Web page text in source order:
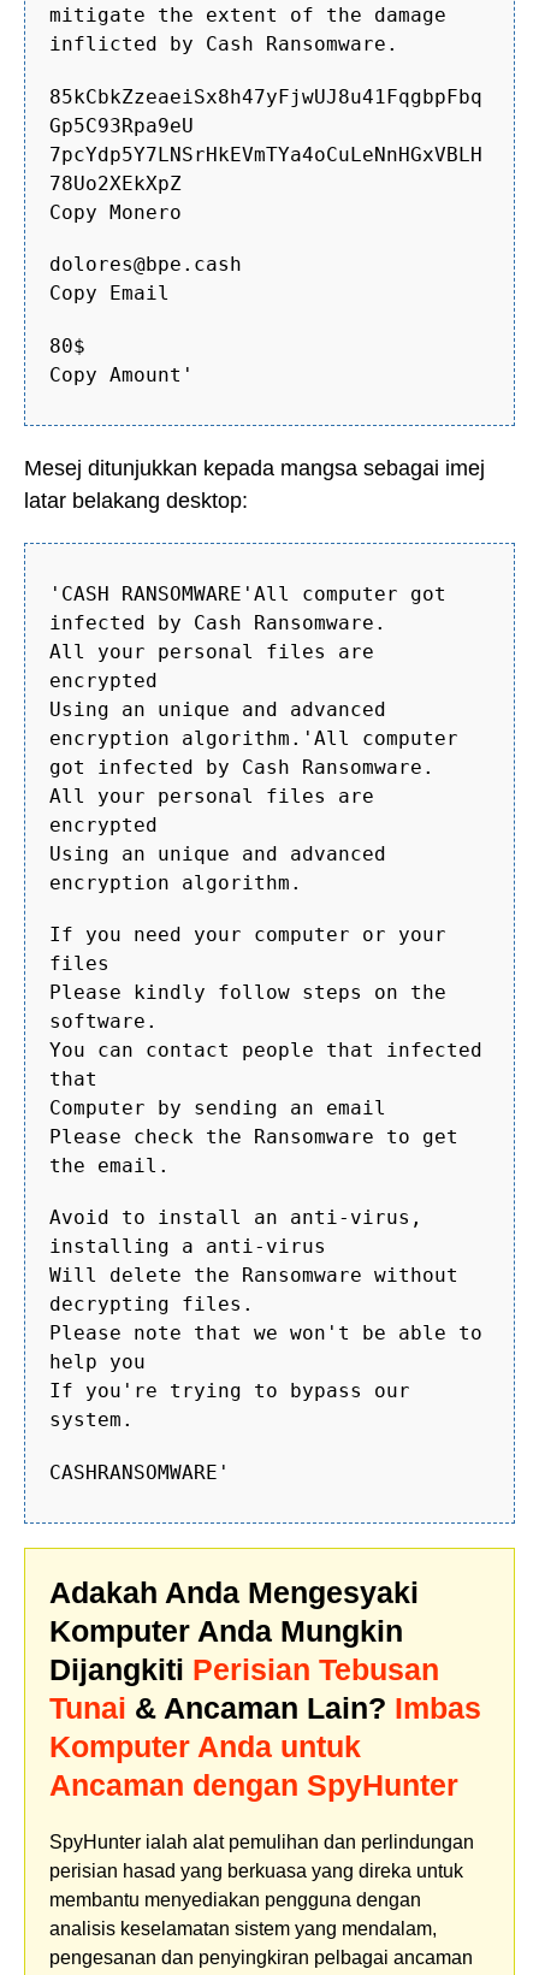
mitigate the extent of the damage
inflicted by Cash Ransomware.
85kCbkZzeaeiSx8h47yFjwUJ8u41FqgbpFbq
Gp5C93Rpa9eU
7pcYdp5Y7LNSrHkEVmTYa4oCuLeNnHGxVBLH
78Uo2XEkXpZ
Copy Monero
dolores@bpe.cash
Copy Email
80$
Copy Amount'
Mesej ditunjukkan kepada mangsa sebagai imej
latar belakang desktop:
'CASH RANSOMWARE'All computer got
infected by Cash Ransomware.
All your personal files are
encrypted
Using an unique and advanced
encryption algorithm.'All computer
got infected by Cash Ransomware.
All your personal files are
encrypted
Using an unique and advanced
encryption algorithm.
If you need your computer or your
files
Please kindly follow steps on the
software.
You can contact people that infected
that
Computer by sending an email
Please check the Ransomware to get
the email.
Avoid to install an anti-virus,
installing a anti-virus
Will delete the Ransomware without
decrypting files.
Please note that we won't be able to
help you
If you're trying to bypass our
system.
CASHRANSOMWARE'
Adakah Anda Mengesyaki
Komputer Anda Mungkin
Dijangkiti Perisian Tebusan
Tunai & Ancaman Lain? Imbas
Komputer Anda untuk
Ancaman dengan SpyHunter
SpyHunter ialah alat pemulihan dan perlindungan
perisian hasad yang berkuasa yang direka untuk
membantu menyediakan pengguna dengan
analisis keselamatan sistem yang mendalam,
pengesanan dan penyingkiran pelbagai ancaman